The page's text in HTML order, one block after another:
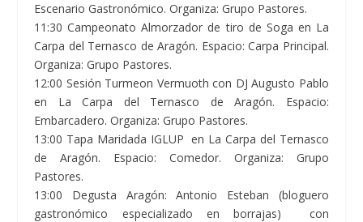
Escenario Gastronómico. Organiza: Grupo Pastores.
11:30 Campeonato Almorzador de tiro de Soga en La
Carpa del Ternasco de Aragón. Espacio: Carpa Principal.
Organiza: Grupo Pastores.
12:00 Sesión Turmeon Vermuoth con DJ Augusto Pablo
en La Carpa del Ternasco de Aragón. Espacio:
Embarcadero. Organiza: Grupo Pastores.
13:00 Tapa Maridada IGLUP en La Carpa del Ternasco
de Aragón. Espacio: Comedor. Organiza: Grupo
Pastores.
13:00 Degusta Aragón: Antonio Esteban (bloguero
gastronómico especializado en borrajas) con